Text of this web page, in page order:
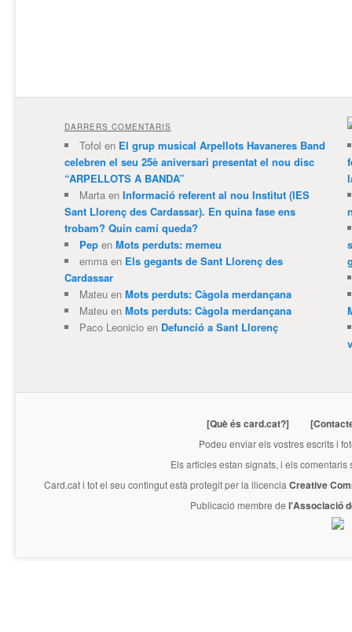
DARRERS COMENTARIS
Tofol en El grup musical Arpellots Havaneres Band
celebren el seu 25è aniversari presentat el nou disc
“ARPELLOTS A BANDA”
Martaen Informació referent al nou Institut (IES
Sant Llorenç des Cardassar). En quina fase ens
trobam? Quin camí queda?
Pepen Mots perduts: memeu
emmaen Els gegants de Sant Llorenç des
Cardassar
Mateuen Mots perduts: Càgola merdançana
Mateuen Mots perduts: Càgola merdançana
Paco Leonicioen Defunció a Sant Llorenç
[Què és card.cat?]
Podeu enviar els vostres escrits i
Els articles estan signats, i els
Card.cati tot el seu contingut està protegit per la llicencia Creative
Publicació membre de l'Associació